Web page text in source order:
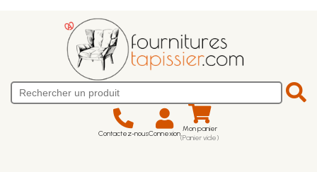
Contactez-nousConnexion Mon panier
(Panier vide)